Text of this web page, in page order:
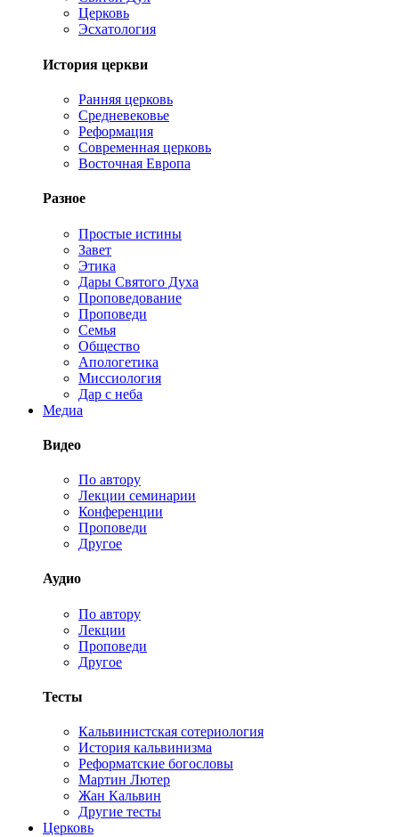
Церковь
Эсхатология
История церкви
Ранняя церковь
Средневековье
Реформация
Современная церковь
Восточная Европа
Разное
Простые истины
Завет
Этика
Дары Святого Духа
Проповедование
Проповеди
Семья
Общество
Апологетика
Миссиология
Дар с неба
Медиа
Видео
По автору
Лекции семинарии
Конференции
Проповеди
Другое
Аудио
По автору
Лекции
Проповеди
Другое
Тесты
Кальвинистская сотериология
История кальвинизма
Реформатские богословы
Мартин Лютер
Жан Кальвин
Другие тесты
Церковь